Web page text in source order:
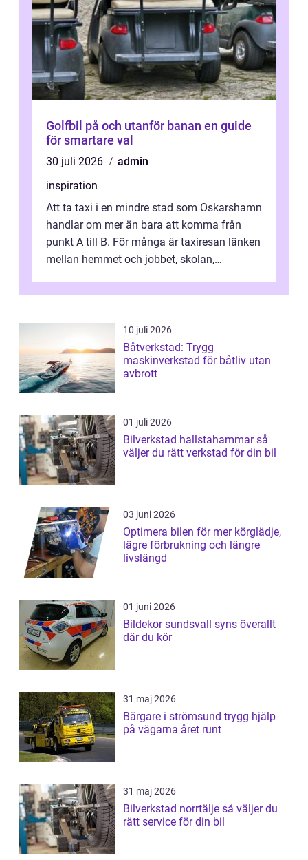
Golfbil på och utanför banan en guide
för smartare val
30 juli 2026
admin
inspiration
Att ta taxi i en mindre stad som Oskarshamn
handlar om mer än bara att komma från
punkt A till B. För många är taxiresan länken
mellan hemmet och jobbet, skolan,
10 juli 2026
Båtverkstad: Trygg
maskinverkstad för båtliv utan
avbrott
01 juli 2026
Bilverkstad hallstahammar så
väljer du rätt verkstad för din bil
03 juni 2026
Optimera bilen för mer körglädje,
lägre förbrukning och längre
livslängd
01 juni 2026
Bildekor sundsvall syns överallt
där du kör
31 maj 2026
Bärgare i strömsund trygg hjälp
på vägarna året runt
31 maj 2026
Bilverkstad norrtälje så väljer du
rätt service för din bil